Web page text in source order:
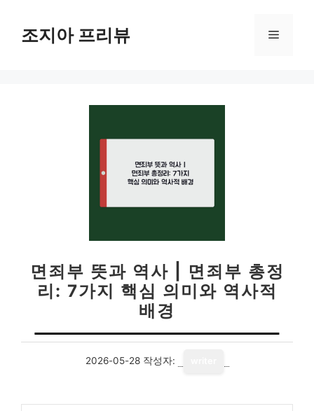
조지아 프리뷰 메
면죄부 뜻과 역사 | 면죄부 총정
리: 7가지 핵심 의미와 역사적
배경
2026-05-28 작성자: